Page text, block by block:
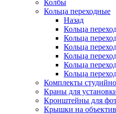
Колбы
Кольца переходные
Назад
Кольца
Кольца
Кольца
Кольца
Кольца
Кольца
Комплекты
Краны для
Кронштейны для
Крышки на